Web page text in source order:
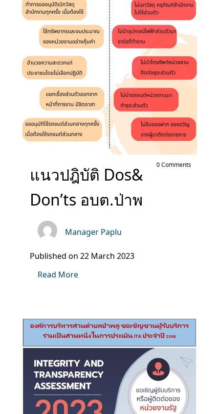
0 Comments
แนวปฎิบัติ Dos&
Don’ts อบต.ป่าพ
Manager Paplu
Published on 22 March 2023
Read More